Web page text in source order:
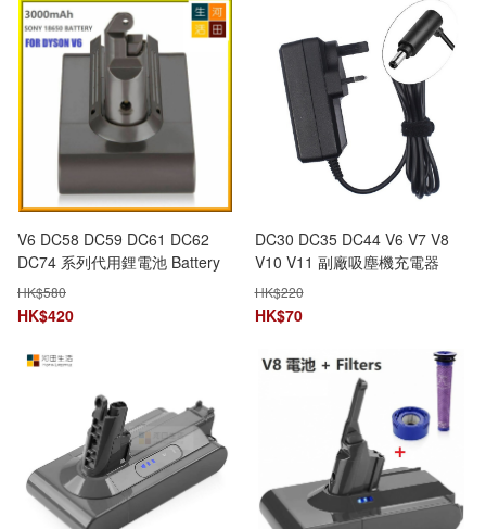
V6 DC58 DC59 DC61 DC62
DC74 系列代用鋰電池 Battery
3000 mAh
HK$580
HK$420
DC30 DC35 DC44 V6 V7 V8
V10 V11 副廠吸塵機充電器
Charger [3款]
HK$220
HK$70